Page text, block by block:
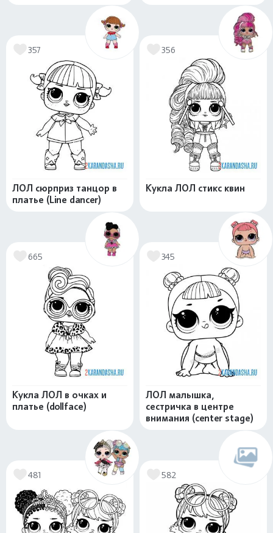
357
ЛОЛ сюрприз танцор в
платье (Line dancer)
356
Кукла ЛОЛ стикс квин
665
Кукла ЛОЛ в очках и
платье (dollface)
345
ЛОЛ малышка,
сестричка в центре
внимания (center stage)
481 582